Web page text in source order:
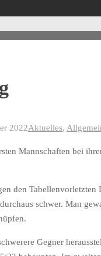
2022Aktuelles,
Mannschaften bei
den
schwer. Man
Gegner